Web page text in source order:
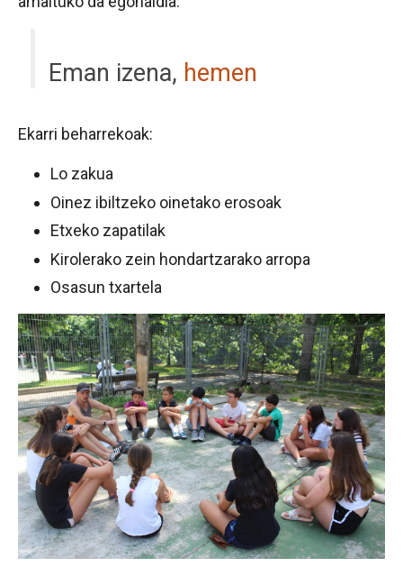
Eman izena, hemen
Ekarri beharrekoak:
Lo zakua
Oinez ibiltzeko oinetako erosoak
Etxeko zapatilak
Kirolerako zein hondartzarako arropa
Osasun txartela